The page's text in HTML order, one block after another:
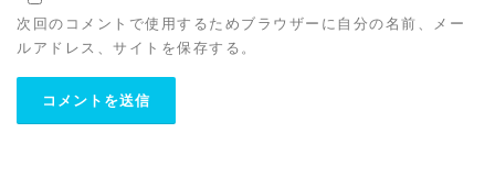
次回のコメントで使用するためブラウザーに自分の名前、メー
ルアドレス、サイトを保存する。